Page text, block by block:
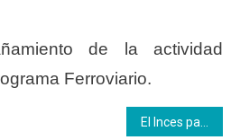
de la actividad
Ferroviario.